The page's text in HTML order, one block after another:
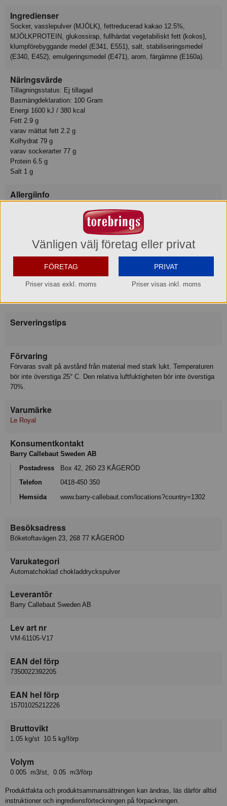
Ingredienser
Socker, vasslepulver (MJÖLK), fettreducerad kakao 12.5%,
MJÖLKPROTEIN, glukossirap, fullhärdat vegetabiliskt fett (kokos),
klumpförebyggande medel (E341, E551), salt, stabiliseringsmedel
(E340, E452), emulgeringsmedel (E471), arom, färgämne (E160a).
Näringsvärde
Tillagningsstatus: Ej tillagad
Basmängdeklaration: 100 Gram
Energi 1600 kJ / 380 kcal
Fett 2.9 g
varav mättat fett 2.2 g
Kolhydrat 79 g
varav sockerarter 77 g
Protein 6.5 g
Salt 1 g
Allergiinfo
Produkten innehåller det angivna allergenet.
Tillagningsanvisning
150 ml: 20-22 gr
180 ml: 24-26 gr
Serveringstips
Förvaring
Förvaras svalt på avstånd från material med stark lukt. Temperaturen
bör inte överstiga 25° C. Den relativa luftfuktigheten bör inte överstiga
70%.
Varumärke
Le Royal
Konsumentkontakt
Barry Callebaut Sweden AB
Postadress
Box 42, 260 23 KÅGERÖD
Telefon
0418-450 350
Hemsida
www.barry-callebaut.com/locations?country=1302
Besöksadress
Böketoftavägen 23, 268 77 KÅGERÖD
Varukategori
Automatchoklad chokladdryckspulver
Leverantör
Barry Callebaut Sweden AB
Lev art nr
VM-61105-V17
EAN del förp
7350022392205
EAN hel förp
15701025212226
Bruttovikt
1.05 kg/st 10.5 kg/förp
Volym
0.005 m3/st, 0.05 m3/förp
Produktfakta och produktsammansättningen kan ändras, läs därför alltid
instruktioner och ingrediensförteckningen på förpackningen.
Vänligen välj företag eller privat
FÖRETAG
Priser visas exkl. moms
PRIVAT
Priser visas inkl. moms